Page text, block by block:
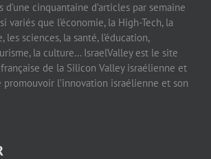
cinquantaine d’articles par semaine
variés que l’économie, la High-Tech, la
les sciences, la santé, l’éducation,
la culture… IsraelValley est le site
de la Silicon Valley israélienne et
l’innovation israélienne et son